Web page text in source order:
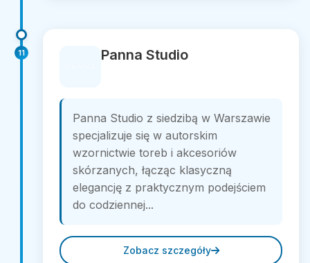
11 Panna Studio
Panna Studio z siedzibą w Warszawie
specjalizuje się w autorskim
wzornictwie toreb i akcesoriów
skórzanych, łącząc klasyczną
elegancję z praktycznym podejściem
do codziennej...
Zobacz szczegóły